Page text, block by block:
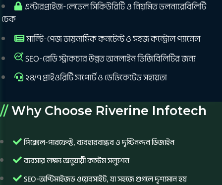
এন্টারপ্রাইজ-লেভেল সিকিউরিটি ও নিয়মিত ভলনারেবিলিটি
চেক
মাল্টি-পেজ ডায়নামিক কনটেন্ট ও সহজ কন্ট্রোল প্যানেল
SEO-রেডি স্ট্রাকচার উন্নত অনলাইন ভিজিবিলিটির জন্য
২৪/৭ প্রাইওরিটি সাপোর্ট ও ডেডিকেটেড সহায়তা
//Why Choose Riverine Infotech
পিক্সেল-পারফেক্ট, ব্যবহারবান্ধব ও দৃষ্টিনন্দন ডিজাইন
ব্যবসার লক্ষ্য অনুযায়ী কাস্টম সল্যুশন
SEO-অপ্টিমাইজড ওয়েবসাইট, যা সহজে গুগলে দৃশ্যমান হয়